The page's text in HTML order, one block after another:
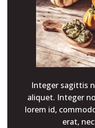
Integer sagittis
aliquet. Integer
lorem id,
erat,